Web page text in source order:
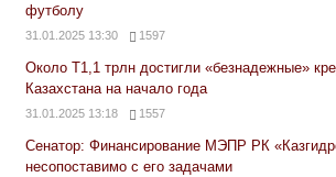
футболу
31.01.2025 13:30 1597
Около Т1,1 трлн достигли «безнадежные»
Казахстана на начало года
31.01.2025 13:18 1557
Сенатор: Финансирование МЭПР РК
несопоставимо с его задачами